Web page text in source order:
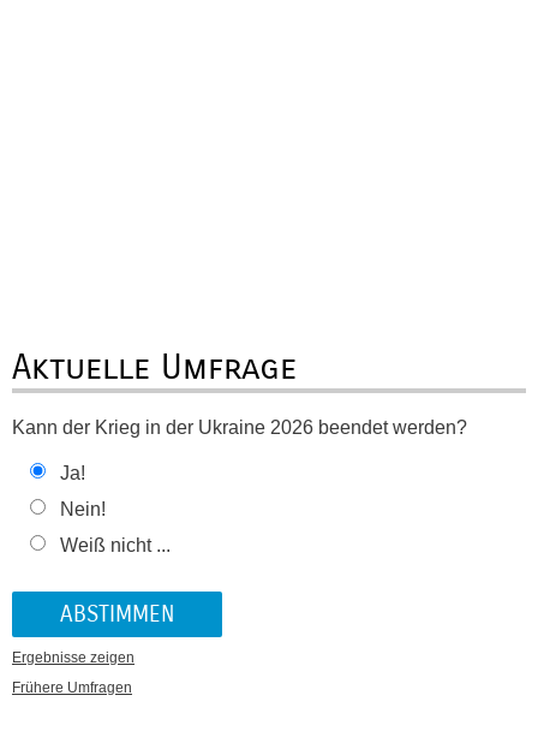
Aktuelle Umfrage
Kann der Krieg in der Ukraine 2026 beendet werden?
Ja!
Nein!
Weiß nicht ...
Ergebnisse zeigen
Frühere Umfragen